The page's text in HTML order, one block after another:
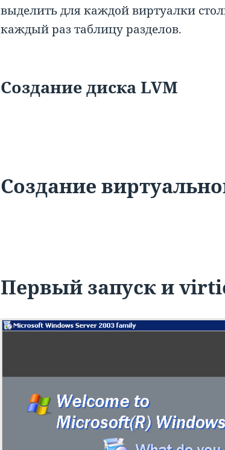
выделить для каждой виртуалки
каждый раз таблицу разделов.
Создание диска LVM
Создание
Первый запуск и